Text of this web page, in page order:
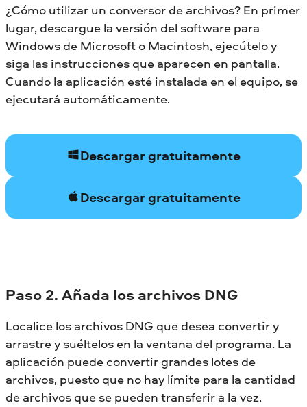
¿Cómo utilizar un conversor de archivos? En primer
lugar, descargue la versión del software para
Windows de Microsoft o Macintosh, ejecútelo y
siga las instrucciones que aparecen en pantalla.
Cuando la aplicación esté instalada en el equipo, se
ejecutará automáticamente.
Descargar gratuitamente
Descargar gratuitamente
Paso 2. Añada los archivos DNG
Localice los archivos DNG que desea convertir y
arrastre y suéltelos en la ventana del programa. La
aplicación puede convertir grandes lotes de
archivos, puesto que no hay límite para la cantidad
de archivos que se pueden transferir a la vez.